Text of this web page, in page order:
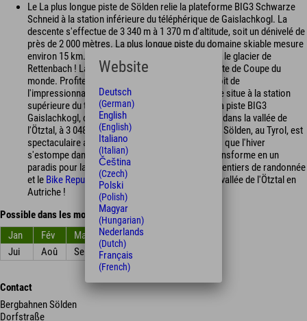
Le La plus longue piste de Sölden relie la plateforme BIG3 Schwarze
Schneid à la station inférieure du téléphérique de Gaislachkogl. La
descente s'effectue de 3 340 m à 1 370 m d'altitude, soit un dénivelé de
près de 2 000 mètres. La plus longue piste du domaine skiable mesure
environ 15 km. La piste la plus raide se trouve sur le glacier de
Rettenbach ! La piste 31, sur le glacier, est une piste de Coupe du
monde. Profitez d'une vue imprenable depuis le toit de
l'impressionnant iceQ ! Le meilleur point de vue se situe à la station
supérieure du téléphérique de Gaislachkogl, sur la piste BIG3
Gaislachkogl, dans le domaine skiable de Sölden, dans la vallée de
l'Ötztal, à 3 048 m d'altitude. Sölden après l'hiver : Sölden, au Tyrol, est
spectaculaire aussi bien en hiver qu'en été ! Alors que l'hiver
s'estompe dans la vallée de l'Ötztal, Sölden se transforme en un
paradis pour la randonnée et le VTT ! 300 km de sentiers de randonnée
et le Bike Republic Sölden vous attendent dans la vallée de l'Ötztal en
Autriche !
Possible dans les mois
Jan
Fév Mar Avr Mai
Jui
Aoû Sep Oct
Contact
Bergbahnen Sölden
Dorfstraße
Website
Deutsch
(German)
English
(English)
Italiano
(Italian)
Čeština
(Czech)
Polski
(Polish)
Magyar
(Hungarian)
Nederlands
(Dutch)
Français
(French)